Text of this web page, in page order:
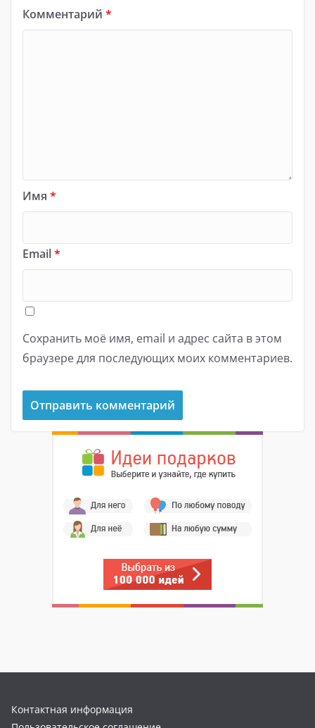
Комментарий *
Имя *
Email*
Сохранить моё имя, email и адрес сайта в этом
браузере для последующих моих комментариев.
Контактная информация